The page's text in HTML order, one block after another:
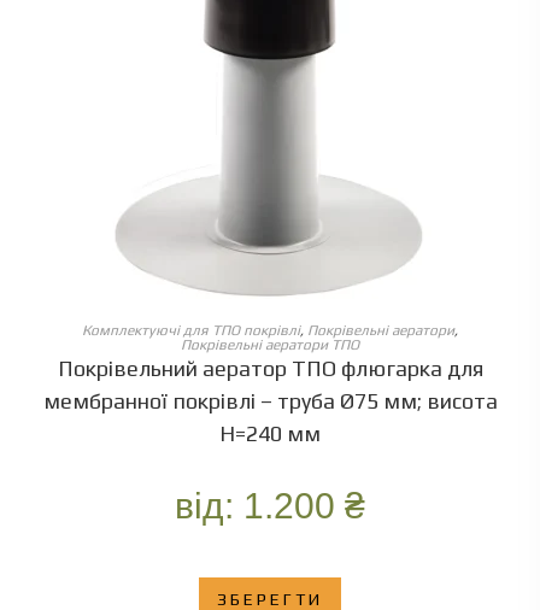
ОБЕРІТЬ ОПЦІЇ
Комплектуючі для ТПО покрівлі, Покрівельні аератори,
Покрівельні аератори ТПО
Покрівельний аератор ТПО флюгарка для
мембранної покрівлі – труба Ø75 мм; висота
Н=240 мм
від: 1.200 ₴
ЗБЕРЕГТИ